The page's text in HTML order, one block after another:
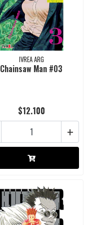
IVREA ARG
Chainsaw Man #03
$12.100
+